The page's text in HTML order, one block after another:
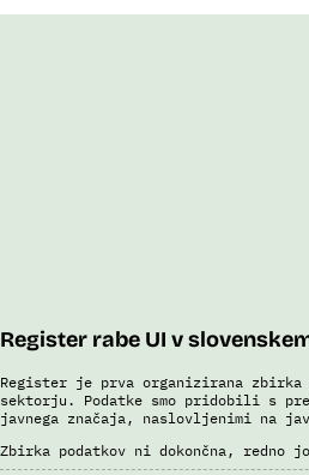
Register rabe UI v
Register je prva organizirana zbirka
sektorju. Podatke smo pridobili s
javnega značaja, naslovljenimi na
Zbirka podatkov ni dokončna, redno